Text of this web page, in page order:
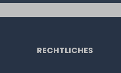
RECHTLICHES